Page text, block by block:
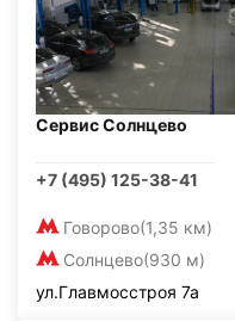
Сервис Солнцево
+7 (495) 125-38-41
Говорово(1,35 км)
Солнцево(930 м)
ул.Главмосстроя 7а